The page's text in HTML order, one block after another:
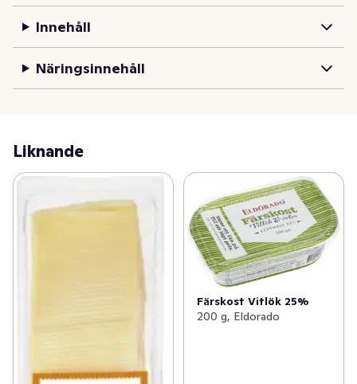
Innehåll
Näringsinnehåll
Liknande
Färskost Vitlök 25%
200 g, Eldorado